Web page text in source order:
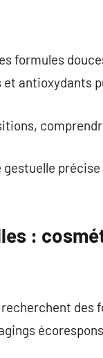
formules
antioxydants
: